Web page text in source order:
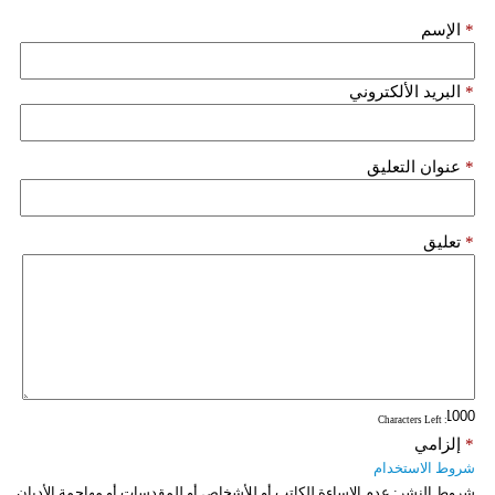
الإسم *
البريد الألكتروني *
عنوان التعليق *
تعليق *
: Characters Left
إلزامي *
شروط الاستخدام